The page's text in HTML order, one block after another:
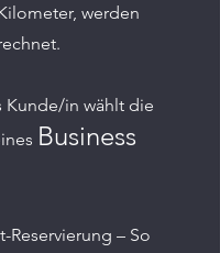
werden
Kunde/in wählt die
Business
Reservierung – So